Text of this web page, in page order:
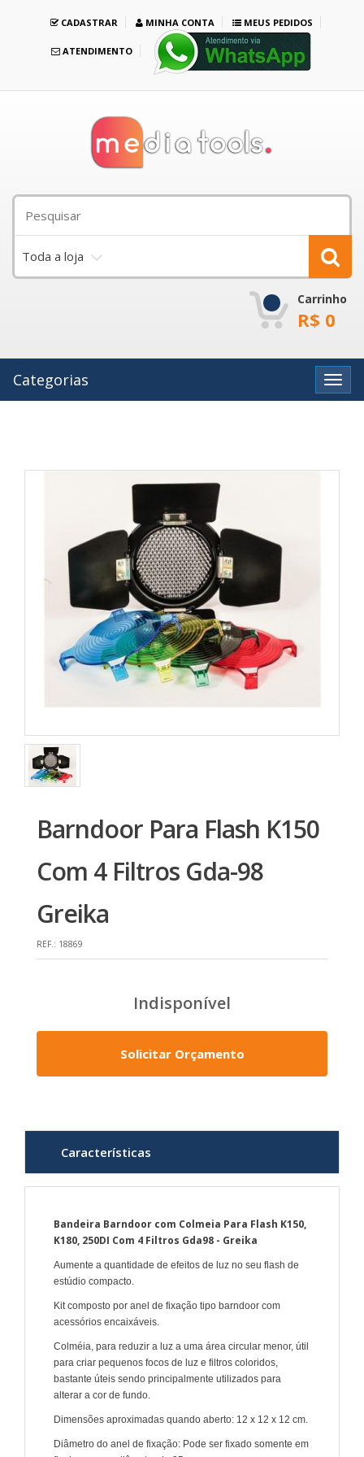
CADASTRAR MINHA CONTA MEUS PEDIDOS
ATENDIMENTO
Toda a loja
Carrinho
R$ 0
Categorias Ver
Barndoor Para Flash K150
Com 4 Filtros Gda-98
Greika
REF.: 18869
Indisponível
Solicitar Orçamento
Características
Bandeira Barndoor com Colmeia Para Flash K150,
K180, 250DI Com 4 Filtros Gda98 - Greika
Aumente a quantidade de efeitos de luz no seu flash de
estúdio compacto.
Kit composto por anel de fixação tipo barndoor com
acessórios encaixáveis.
Colméia, para reduzir a luz a uma área circular menor, útil
para criar pequenos focos de luz e filtros coloridos,
bastante úteis sendo principalmente utilizados para
alterar a cor de fundo.
Dimensões aproximadas quando aberto: 12 x 12 x 12 cm.
Diâmetro do anel de fixação: Pode ser fixado somente em